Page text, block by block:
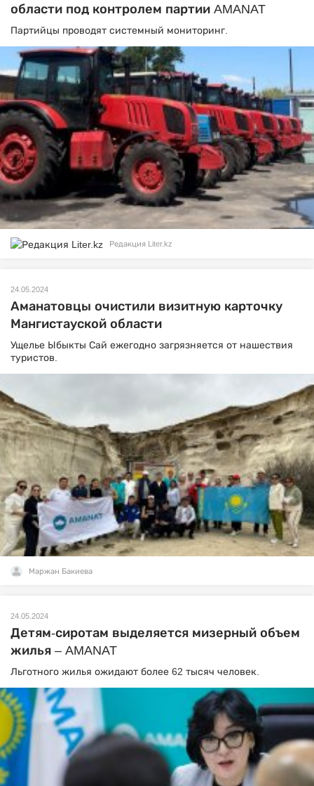
области под контролем партии AMANAT
Партийцы проводят системный мониторинг.
Редакция Liter.kz
24.05.2024
Аманатовцы очистили визитную карточку
Мангистауской области
Ущелье Ыбыкты Сай ежегодно загрязняется от нашествия
туристов.
Маржан Бакиева
24.05.2024
Детям-сиротам выделяется мизерный объем
жилья – AMANAT
Льготного жилья ожидают более 62 тысяч человек.